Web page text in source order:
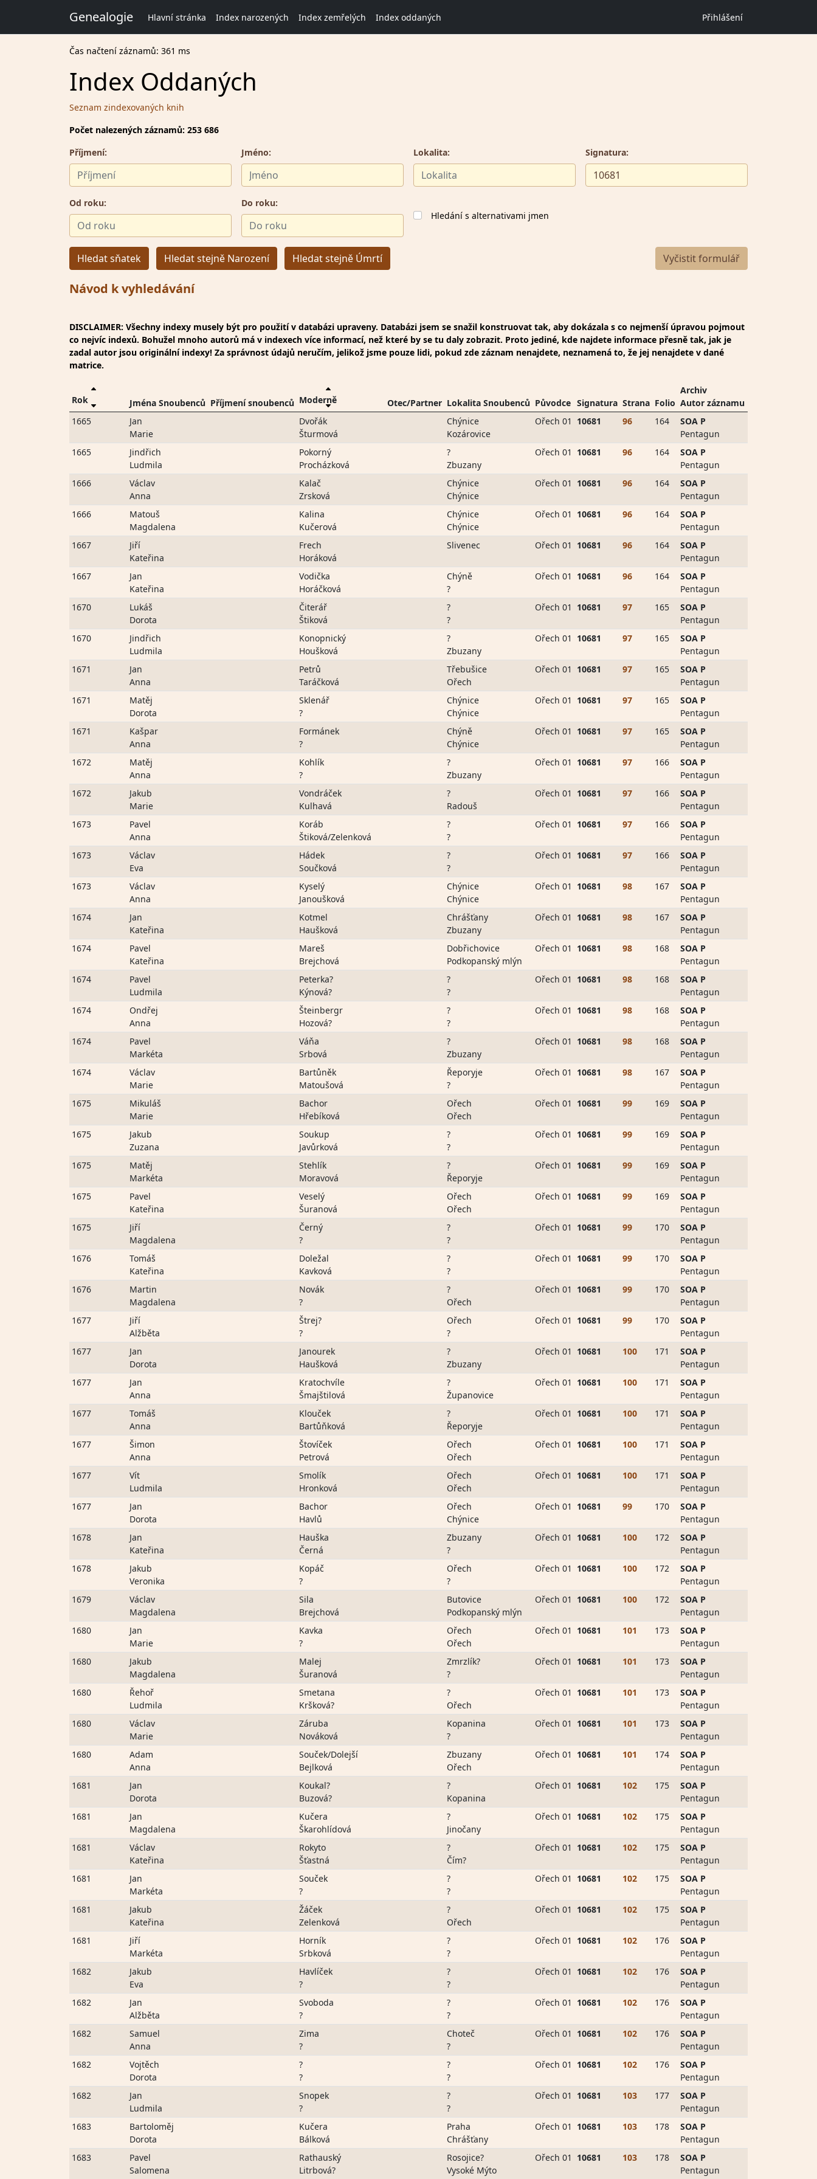
Genealogie Hlavní stránka Index narozených Index zemřelých Index oddaných Přihlášení
Čas načtení záznamů: 361 ms
Index Oddaných
Seznam zindexovaných knih
Počet nalezených záznamů: 253 686
Příjmení:
Jméno: Lokalita: Signatura:
Od roku:
Do roku:
Hledání s alternativami jmen
Hledat sňatek Hledat stejně Narození Hledat stejně Úmrtí
Návod k vyhledávání
DISCLAIMER: Všechny indexy musely být pro použití v databázi upraveny. Databázi jsem se snažil konstruovat tak, aby dokázala s co nejmenší úpravou pojmout
co nejvíc indexů. Bohužel mnoho autorů má v indexech více informací, než které by se tu daly zobrazit. Proto jediné, kde najdete informace přesně tak, jak je
zadal autor jsou originální indexy! Za správnost údajů neručím, jelikož jsme pouze lidi, pokud zde záznam nenajdete, neznamená to, že jej nenajdete v dané
matrice.
Rok Jména Snoubenců Příjmení snoubenců Moderně Otec/Partner Lokalita Snoubenců Původce Signatura Strana Folio
Archiv
Autor záznamu
1665
Jan
Marie
Dvořák
Šturmová
Chýnice
Kozárovice
Ořech 01 10681 96 164
SOA P
Pentagun
1665
Jindřich
Ludmila
Pokorný
Procházková
?
Zbuzany
Ořech 01 10681 96 164
SOA P
Pentagun
1666
Václav
Anna
Kalač
Zrsková
Chýnice
Chýnice
Ořech 01 10681 96 164
SOA P
Pentagun
1666
Matouš
Magdalena
Kalina
Kučerová
Chýnice
Chýnice
Ořech 01 10681 96 164
SOA P
Pentagun
1667
Jiří
Kateřina
Frech
Horáková
Slivenec Ořech 01 10681 96 164
SOA P
Pentagun
1667
Jan
Kateřina
Vodička
Horáčková
Chýně
?
Ořech 01 10681 96 164
SOA P
Pentagun
1670
Lukáš
Dorota
Čiterář
Štiková
?
?
Ořech 01 10681 97 165
SOA P
Pentagun
1670
Jindřich
Ludmila
Konopnický
Houšková
?
Zbuzany
Ořech 01 10681 97 165
SOA P
Pentagun
1671
Jan
Anna
Petrů
Taráčková
Třebušice
Ořech
Ořech 01 10681 97 165
SOA P
Pentagun
1671
Matěj
Dorota
Sklenář
?
Chýnice
Chýnice
Ořech 01 10681 97 165
SOA P
Pentagun
1671
Kašpar
Anna
Formánek
?
Chýně
Chýnice
Ořech 01 10681 97 165
SOA P
Pentagun
1672
Matěj
Anna
Kohlík
?
?
Zbuzany
Ořech 01 10681 97 166
SOA P
Pentagun
1672
Jakub
Marie
Vondráček
Kulhavá
?
Radouš
Ořech 01 10681 97 166
SOA P
Pentagun
1673
Pavel
Anna
Koráb
Štiková/Zelenková
?
?
Ořech 01 10681 97 166
SOA P
Pentagun
1673
Václav
Eva
Hádek
Součková
?
?
Ořech 01 10681 97 166
SOA P
Pentagun
1673
Václav
Anna
Kyselý
Janoušková
Chýnice
Chýnice
Ořech 01 10681 98 167
SOA P
Pentagun
1674
Jan
Kateřina
Kotmel
Haušková
Chrášťany
Zbuzany
Ořech 01 10681 98 167
SOA P
Pentagun
1674
Pavel
Kateřina
Mareš
Brejchová
Dobřichovice
Podkopanský mlýn
Ořech 01 10681 98 168
SOA P
Pentagun
1674
Pavel
Ludmila
Peterka?
Kýnová?
?
?
Ořech 01 10681 98 168
SOA P
Pentagun
1674
Ondřej
Anna
Šteinbergr
Hozová?
?
?
Ořech 01 10681 98 168
SOA P
Pentagun
1674
Pavel
Markéta
Váňa
Srbová
?
Zbuzany
Ořech 01 10681 98 168
SOA P
Pentagun
1674
Václav
Marie
Bartůněk
Matoušová
Řeporyje
?
Ořech 01 10681 98 167
SOA P
Pentagun
1675
Mikuláš
Marie
Bachor
Hřebíková
Ořech
Ořech
Ořech 01 10681 99 169
SOA P
Pentagun
1675
Jakub
Zuzana
Soukup
Javůrková
?
?
Ořech 01 10681 99 169
SOA P
Pentagun
1675
Matěj
Markéta
Stehlík
Moravová
?
Řeporyje
Ořech 01 10681 99 169
SOA P
Pentagun
1675
Pavel
Kateřina
Veselý
Šuranová
Ořech
Ořech
Ořech 01 10681 99 169
SOA P
Pentagun
1675
Jiří
Magdalena
Černý
?
?
?
Ořech 01 10681 99 170
SOA P
Pentagun
1676
Tomáš
Kateřina
Doležal
Kavková
?
?
Ořech 01 10681 99 170
SOA P
Pentagun
1676
Martin
Magdalena
Novák
?
?
Ořech
Ořech 01 10681 99 170
SOA P
Pentagun
1677
Jiří
Alžběta
Štrej?
?
Ořech
?
Ořech 01 10681 99 170
SOA P
Pentagun
1677
Jan
Dorota
Janourek
Haušková
?
Zbuzany
Ořech 01 10681 100 171
SOA P
Pentagun
1677
Jan
Anna
Kratochvíle
Šmajštilová
?
Županovice
Ořech 01 10681 100 171
SOA P
Pentagun
1677
Tomáš
Anna
Klouček
Bartůňková
?
Řeporyje
Ořech 01 10681 100 171
SOA P
Pentagun
1677
Šimon
Anna
Štovíček
Petrová
Ořech
Ořech
Ořech 01 10681 100 171
SOA P
Pentagun
1677
Vít
Ludmila
Smolík
Hronková
Ořech
Ořech
Ořech 01 10681 100 171
SOA P
Pentagun
1677
Jan
Dorota
Bachor
Havlů
Ořech
Chýnice
Ořech 01 10681 99 170
SOA P
Pentagun
1678
Jan
Kateřina
Hauška
Černá
Zbuzany
?
Ořech 01 10681 100 172
SOA P
Pentagun
1678
Jakub
Veronika
Kopáč
?
Ořech
?
Ořech 01 10681 100 172
SOA P
Pentagun
1679
Václav
Magdalena
Sila
Brejchová
Butovice
Podkopanský mlýn
Ořech 01 10681 100 172
SOA P
Pentagun
1680
Jan
Marie
Kavka
?
Ořech
Ořech
Ořech 01 10681 101 173
SOA P
Pentagun
1680
Jakub
Magdalena
Malej
Šuranová
Zmrzlík?
?
Ořech 01 10681 101 173
SOA P
Pentagun
1680
Řehoř
Ludmila
Smetana
Kršková?
?
Ořech
Ořech 01 10681 101 173
SOA P
Pentagun
1680
Václav
Marie
Záruba
Nováková
Kopanina
?
Ořech 01 10681 101 173
SOA P
Pentagun
1680
Adam
Anna
Souček/Dolejší
Bejlková
Zbuzany
Ořech
Ořech 01 10681 101 174
SOA P
Pentagun
1681
Jan
Dorota
Koukal?
Buzová?
?
Kopanina
Ořech 01 10681 102 175
SOA P
Pentagun
1681
Jan
Magdalena
Kučera
Škarohlídová
?
Jinočany
Ořech 01 10681 102 175
SOA P
Pentagun
1681
Václav
Kateřina
Rokyto
Šťastná
?
Čím?
Ořech 01 10681 102 175
SOA P
Pentagun
1681
Jan
Markéta
Souček
?
?
?
Ořech 01 10681 102 175
SOA P
Pentagun
1681
Jakub
Kateřina
Žáček
Zelenková
?
Ořech
Ořech 01 10681 102 175
SOA P
Pentagun
1681
Jiří
Markéta
Horník
Srbková
?
?
Ořech 01 10681 102 176
SOA P
Pentagun
1682
Jakub
Eva
Havlíček
?
?
?
Ořech 01 10681 102 176
SOA P
Pentagun
1682
Jan
Alžběta
Svoboda
?
?
?
Ořech 01 10681 102 176
SOA P
Pentagun
1682
Samuel
Anna
Zima
?
Choteč
?
Ořech 01 10681 102 176
SOA P
Pentagun
1682
Vojtěch
Dorota
?
?
?
?
Ořech 01 10681 102 176
SOA P
Pentagun
1682
Jan
Ludmila
Snopek
?
?
?
Ořech 01 10681 103 177
SOA P
Pentagun
1683
Bartoloměj
Dorota
Kučera
Bálková
Praha
Chrášťany
Ořech 01 10681 103 178
SOA P
Pentagun
1683
Pavel
Salomena
Rathauský
Litrbová?
Rosojice?
Vysoké Mýto
Ořech 01 10681 103 178
SOA P
Pentagun